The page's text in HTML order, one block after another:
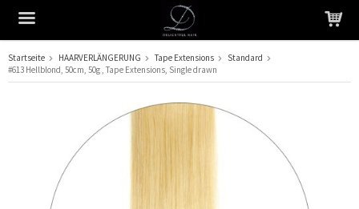
Das Produkt wurde in Ihren Warenkorb gelegt
Startseite HAARVERLÄNGERUNG Tape Extensions
Standard
#613 Hellblond, 50cm, 50g , Tape Extensions, Single drawn